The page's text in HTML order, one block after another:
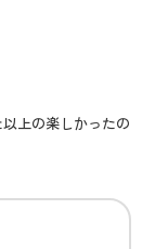
上の楽しかったの